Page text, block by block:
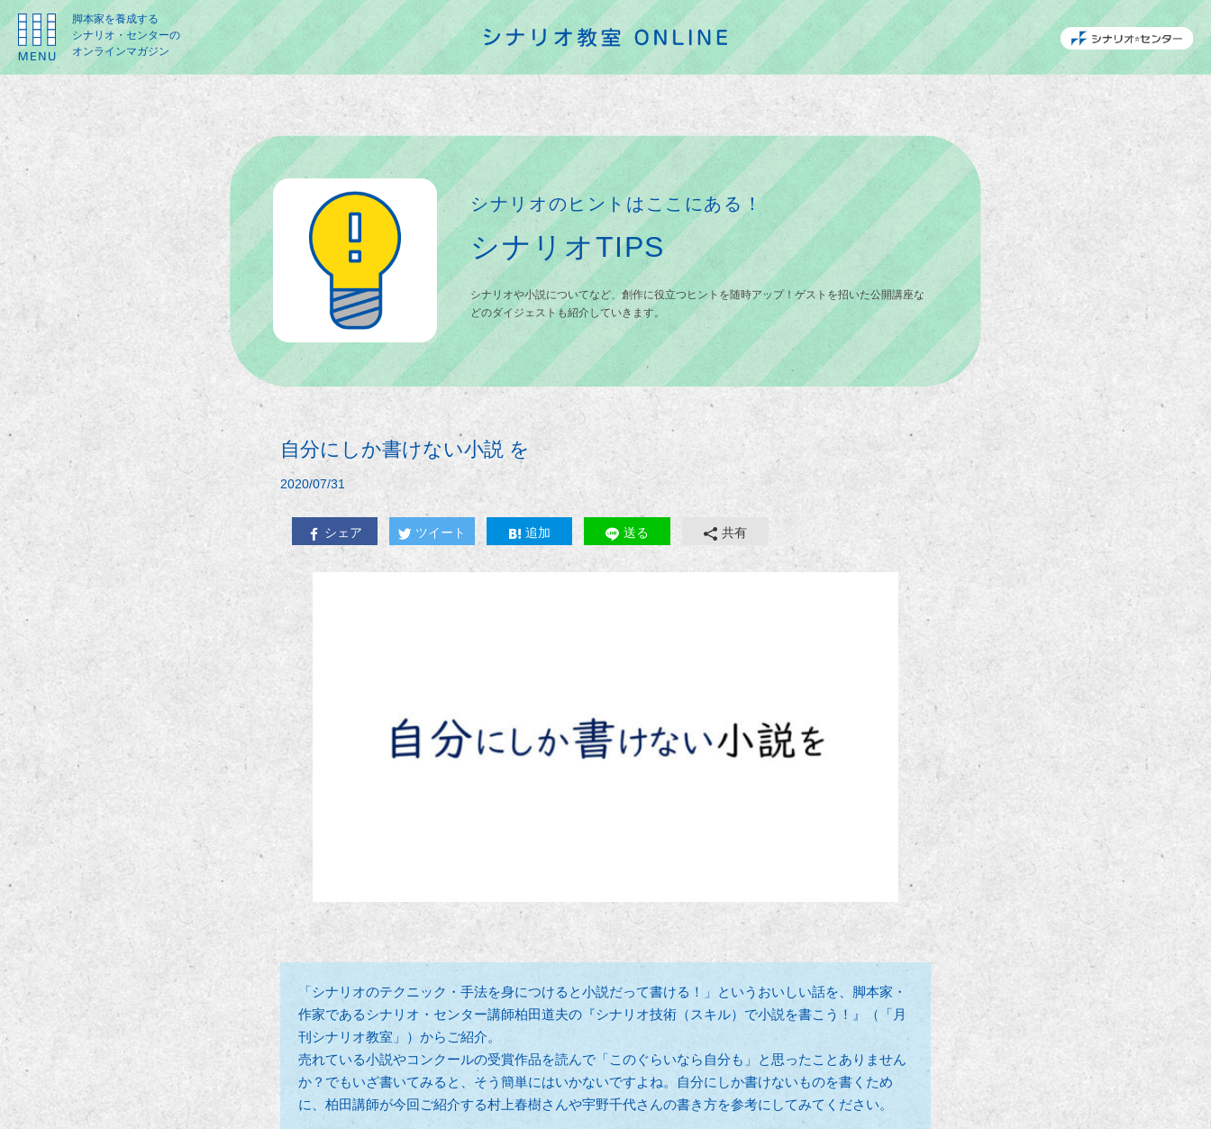
脚本家を養成する
シナリオ・センターの
オンラインマガジン
シナリオのヒントはここにある！
シナリオTIPS
シナリオや小説についてなど、創作に役立つヒントを随時アップ！ゲストを招いた公開講座な
どのダイジェストも紹介していきます。
自分にしか書けない小説 を
2020/07/31
シェア ツイート 追加 送る 共有
「シナリオのテクニック・手法を身につけると小説だって書ける！」というおいしい話を、脚本家・
作家であるシナリオ・センター講師柏田道夫の『シナリオ技術（スキル）で小説を書こう！』（「月
刊シナリオ教室」）からご紹介。
売れている小説やコンクールの受賞作品を読んで「このぐらいなら自分も」と思ったことありません
か？でもいざ書いてみると、そう簡単にはいかないですよね。自分にしか書けないものを書くため
に、柏田講師が今回ご紹介する村上春樹さんや宇野千代さんの書き方を参考にしてみてください。